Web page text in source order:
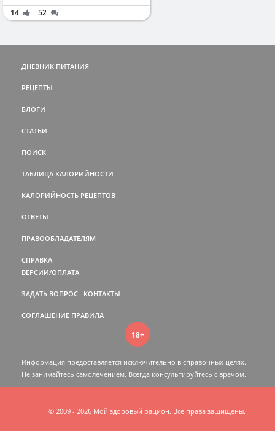
14 52
ДНЕВНИК ПИТАНИЯ
РЕЦЕПТЫ
БЛОГИ
СТАТЬИ
ПОИСК
ТАБЛИЦА КАЛОРИЙНОСТИ
КАЛОРИЙНОСТЬ РЕЦЕПТОВ
ОТВЕТЫ
ПРАВООБЛАДАТЕЛЯМ
СПРАВКА
ВЕРСИИ/ОПЛАТА
ЗАДАТЬ ВОПРОС КОНТАКТЫ
СОГЛАШЕНИЕ ПРАВИЛА
18+
Информация предоставляется исключительно в справочных целях.
Не занимайтесь самолечением. Всегда консультируйтесь c врачом.
© 2009 - 2026 Мой здоровый рацион. Все права защищены.